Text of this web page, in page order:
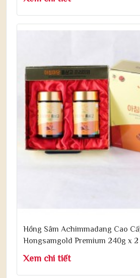
Hồng Sâm Achimmadang Cao
Hongsamgold Premium 240g x 2
Xem chi tiết